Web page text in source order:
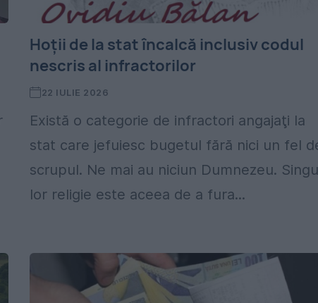
Hoţii de la stat încalcă inclusiv codul
nescris al infractorilor
22 IULIE 2026
Există o categorie de infractori angajaţi la
stat care jefuiesc bugetul fără nici un fel
scrupul. Ne mai au niciun Dumnezeu.
lor religie este aceea de a fura...